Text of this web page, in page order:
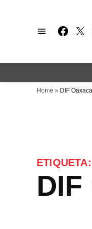
Home » DIF Oaxaca
ETIQUETA: